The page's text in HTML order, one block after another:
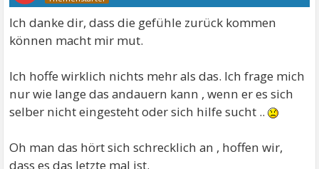
Ich danke dir, dass die gefühle zurück kommen
können macht mir mut.
Ich hoffe wirklich nichts mehr als das. Ich frage mich
nur wie lange das andauern kann , wenn er es sich
selber nicht eingesteht oder sich hilfe sucht ..
Oh man das hört sich schrecklich an , hoffen wir,
dass es das letzte mal ist.